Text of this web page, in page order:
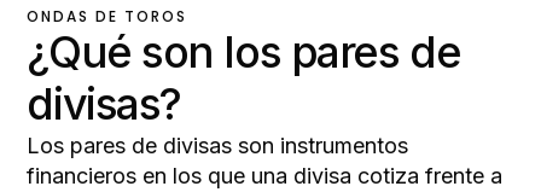
ONDAS DE TOROS
¿Qué son los pares de
divisas?
Los pares de divisas son instrumentos
financieros en los que una divisa cotiza frente a